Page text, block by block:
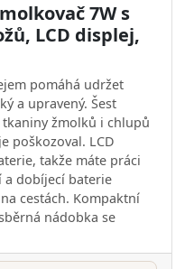
7W s
LCD displej,
pomáhá udržet
a upravený. Šest
žmolků i chlupů
poškozoval. LCD
takže máte práci
a dobíjecí baterie
cestách. Kompaktní
nádobka se